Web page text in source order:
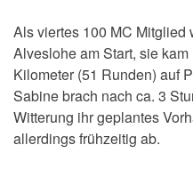
Als viertes 100 MC Mitglied
Alveslohe am Start, sie
Kilometer (51 Runden) auf
Sabine brach nach ca. 3
Witterung ihr geplantes
allerdings frühzeitig ab.